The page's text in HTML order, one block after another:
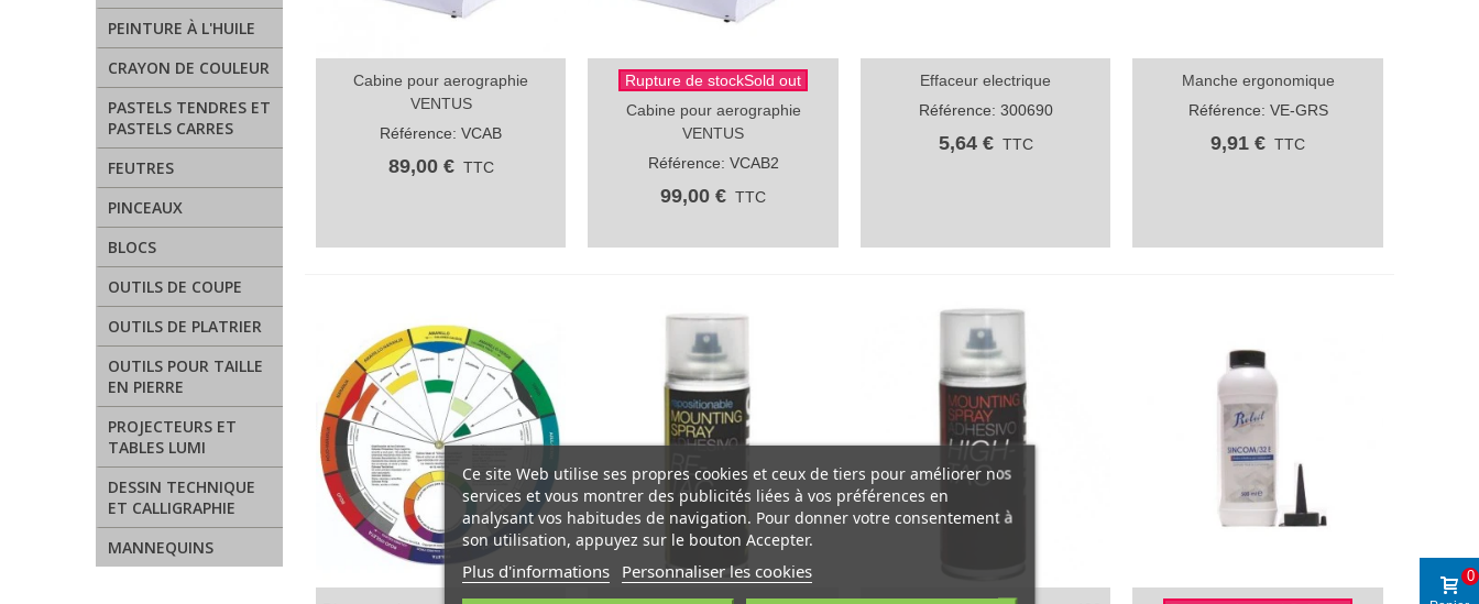
PEINTURE À L'HUILE
CRAYON DE COULEUR
PASTELS TENDRES ET
PASTELS CARRES
FEUTRES
PINCEAUX
BLOCS
OUTILS DE COUPE
OUTILS DE PLATRIER
OUTILS POUR TAILLE
EN PIERRE
PROJECTEURS ET
TABLES LUMI
DESSIN TECHNIQUE
ET CALLIGRAPHIE
MANNEQUINS
Aperçu rapide
Cabine pour aerographie
VENTUS
Référence: VCAB
89,00 € TTC
Aperçu rapide
Rupture de stockSold out
Cabine pour aerographie
VENTUS
Référence: VCAB2
99,00 € TTC
Aperçu rapide
Effaceur electrique
Référence: 300690
5,64 € TTC
Aperçu rapide
Manche ergonomique
Référence: VE-GRS
9,91 € TTC
Ce site Web utilise ses propres cookies et ceux de tiers pour améliorer nos
services et vous montrer des publicités liées à vos préférences en
analysant vos habitudes de navigation. Pour donner votre consentement à
son utilisation, appuyez sur le bouton Accepter.
Plus d'informations Personnaliser les cookies 0